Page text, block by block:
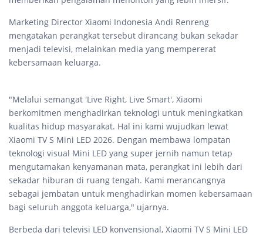
Marketing Director Xiaomi Indonesia Andi Renreng
mengatakan perangkat tersebut dirancang bukan sekadar
menjadi televisi, melainkan media yang mempererat
kebersamaan keluarga.
"Melalui semangat 'Live Right, Live Smart', Xiaomi
berkomitmen menghadirkan teknologi untuk meningkatkan
kualitas hidup masyarakat. Hal ini kami wujudkan lewat
Xiaomi TV S Mini LED 2026. Dengan membawa lompatan
teknologi visual Mini LED yang super jernih namun tetap
mengutamakan kenyamanan mata, perangkat ini lebih dari
sekadar hiburan di ruang tengah. Kami merancangnya
sebagai jembatan untuk menghadirkan momen kebersamaan
bagi seluruh anggota keluarga," ujarnya.
Berbeda dari televisi LED konvensional, Xiaomi TV S Mini LED